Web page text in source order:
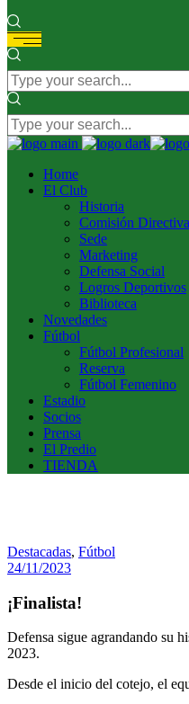
Home
El Club
Historia
Comisión Directiva
Sede
Marketing
Defensa Social
Logros Deportivos
Biblioteca
Novedades
Fútbol
Fútbol Profesional
Reserva
Fútbol Femenino
Estadio
Socios
Prensa
El Predio
TIENDA
Destacadas, Fútbol
24/11/2023
¡Finalista!
Defensa sigue agrandando su
2023.
Desde el inicio del cotejo, el